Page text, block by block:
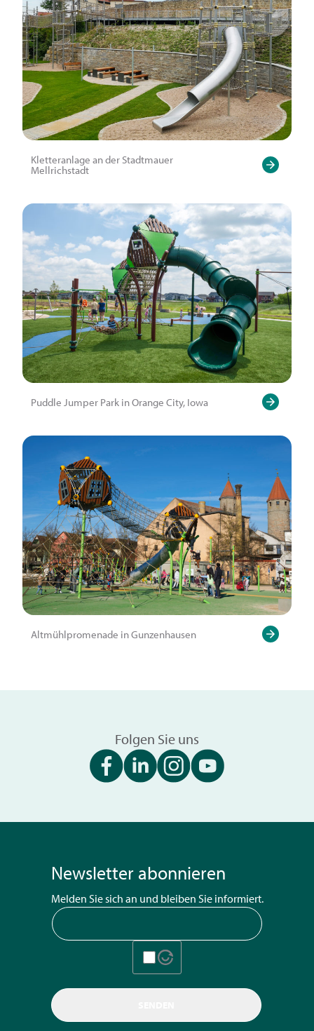
Kletteranlage an der Stadtmauer
Mellrichstadt
Puddle Jumper Park in Orange City, Iowa
Altmühlpromenade in Gunzenhausen
Folgen Sie uns
Newsletter abonnieren
Melden Sie sich an und bleiben Sie informiert.